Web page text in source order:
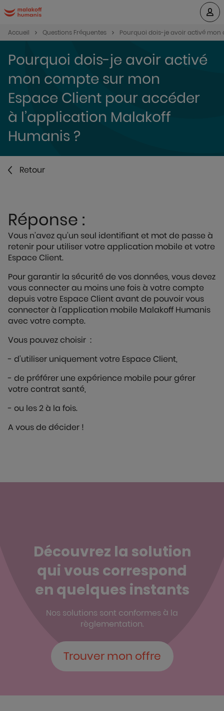
Accueil Questions Fréquentes Pourquoi dois-je avoir activé mon
Pourquoi dois-je avoir activé
mon compte sur mon
Espace Client pour accéder
à l’application Malakoff
Humanis ?
Retour
Réponse :
Vous n’avez qu’un seul identifiant et mot de passe à
retenir pour utiliser votre application mobile et votre
Espace Client.
Pour garantir la sécurité de vos données, vous devez
vous connecter au moins une fois à votre compte
depuis votre Espace Client avant de pouvoir vous
connecter à l’application mobile Malakoff Humanis
avec votre compte.
Vous pouvez choisir :
- d’utiliser uniquement votre Espace Client,
- de préférer une expérience mobile pour gérer
votre contrat santé,
- ou les 2 à la fois.
A vous de décider !
Découvrez la solution
qui vous correspond
en quelques instants
Nos solutions sont conformes à la
règlementation.
Trouver mon offre